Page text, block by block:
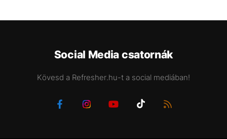
Social Media csatornák
Kövesd a Refresher.hu-t a social mediában!